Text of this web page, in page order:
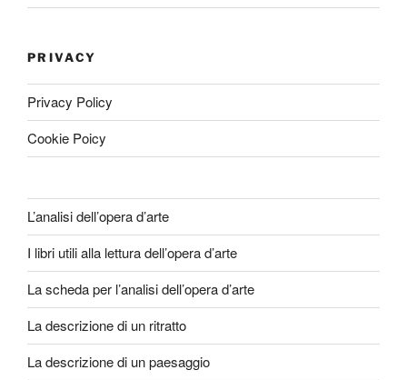
PRIVACY
Privacy Policy
Cookie Poicy
L’analisi dell’opera d’arte
I libri utili alla lettura dell’opera d’arte
La scheda per l’analisi dell’opera d’arte
La descrizione di un ritratto
La descrizione di un paesaggio